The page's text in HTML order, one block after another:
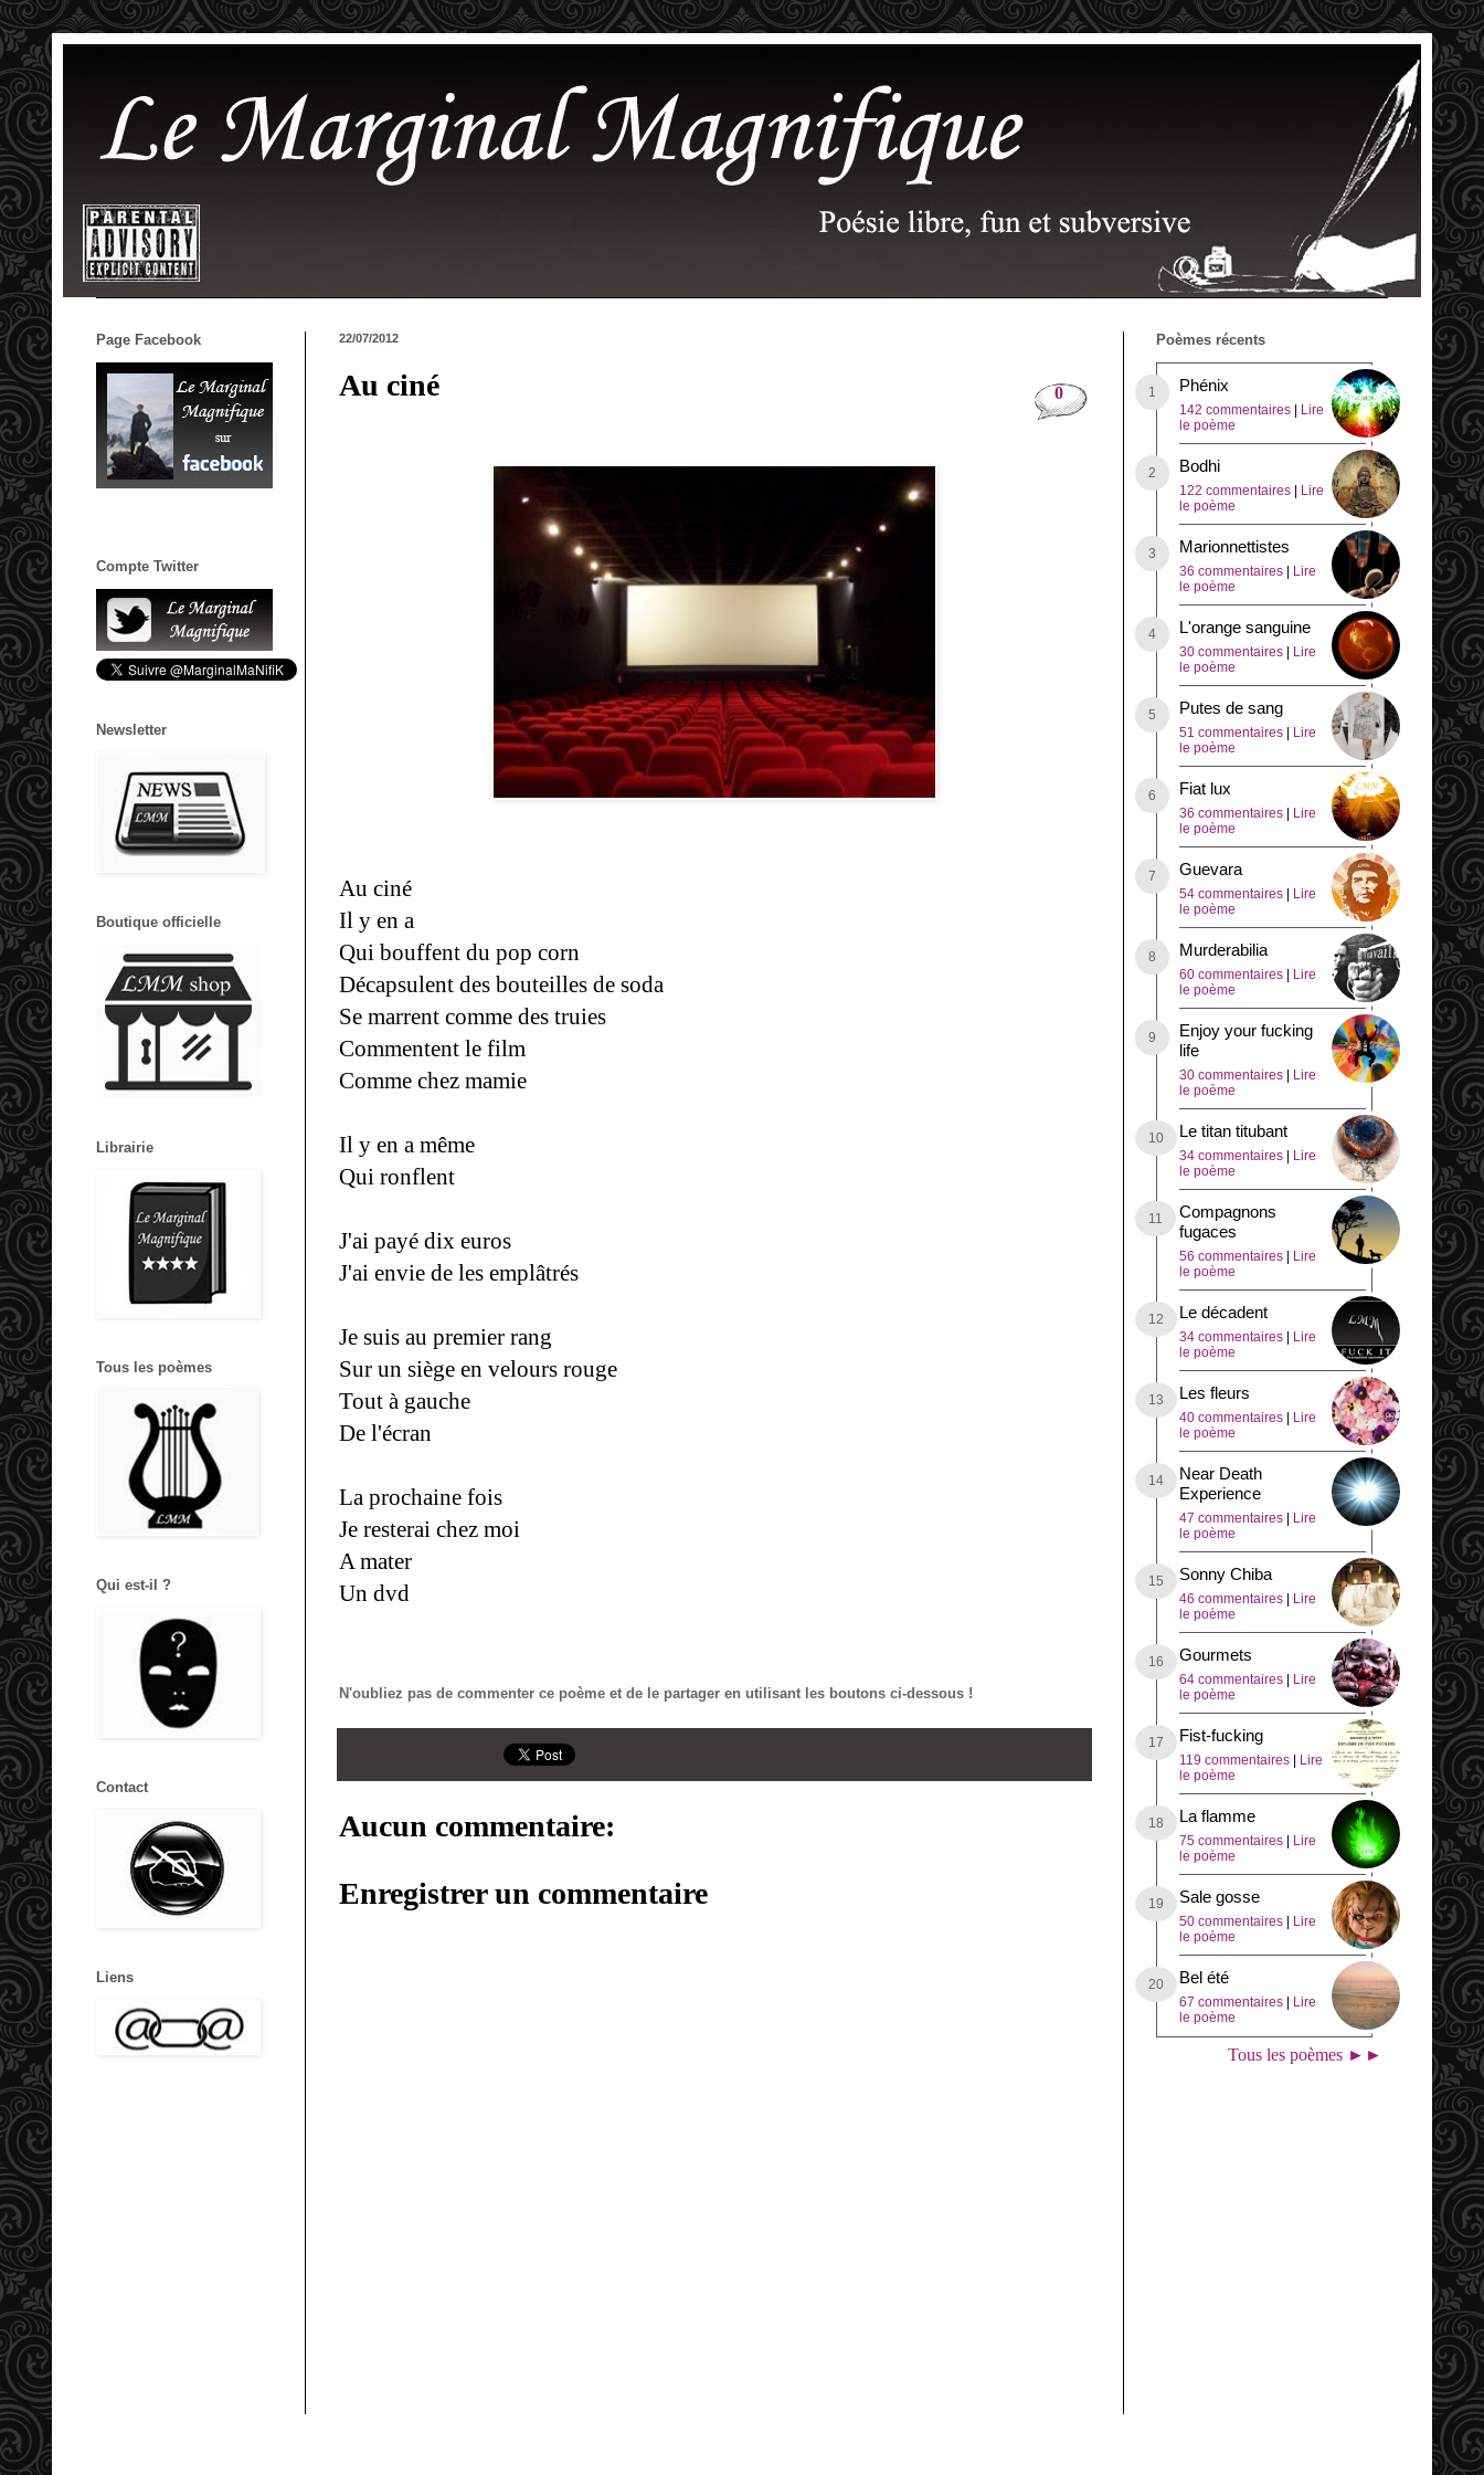
22/07/2012
0
Au ciné
Au ciné
Il y en a
Qui bouffent du pop corn
Décapsulent des bouteilles de soda
Se marrent comme des truies
Commentent le film
Comme chez mamie
Il y en a même
Qui ronflent
J'ai payé dix euros
J'ai envie de les emplâtrés
Je suis au premier rang
Sur un siège en velours rouge
Tout à gauche
De l'écran
La prochaine fois
Je resterai chez moi
A mater
Un dvd
N'oubliez pas de commenter ce poème et de le partager en utilisant les boutons ci-dessous !
Aucun commentaire:
Enregistrer un commentaire
Page Facebook
Compte Twitter
Newsletter
Boutique officielle
Librairie
Tous les poèmes
Qui est-il ?
Contact
Liens
Poèmes récents
Phénix
142 commentaires
Lire
le poème
Bodhi
122 commentaires
Lire
le poème
Marionnettistes
36 commentaires
Lire
le poème
L'orange sanguine
30 commentaires
Lire
le poème
Putes de sang
51 commentaires
Lire
le poème
Fiat lux
36 commentaires
Lire
le poème
Guevara
54 commentaires
Lire
le poème
Murderabilia
60 commentaires
Lire
le poème
Enjoy your fucking
life
30 commentaires
Lire
le poème
Le titan titubant
34 commentaires
Lire
le poème
Compagnons
fugaces
56 commentaires
Lire
le poème
Le décadent
34 commentaires
Lire
le poème
Les fleurs
40 commentaires
Lire
le poème
Near Death
Experience
47 commentaires
Lire
le poème
Sonny Chiba
46 commentaires
Lire
le poème
Gourmets
64 commentaires
Lire
le poème
Fist-fucking
119 commentaires
Lire
le poème
La flamme
75 commentaires
Lire
le poème
Sale gosse
50 commentaires
Lire
le poème
Bel été
67 commentaires
Lire
le poème
Tous les poèmes ►►